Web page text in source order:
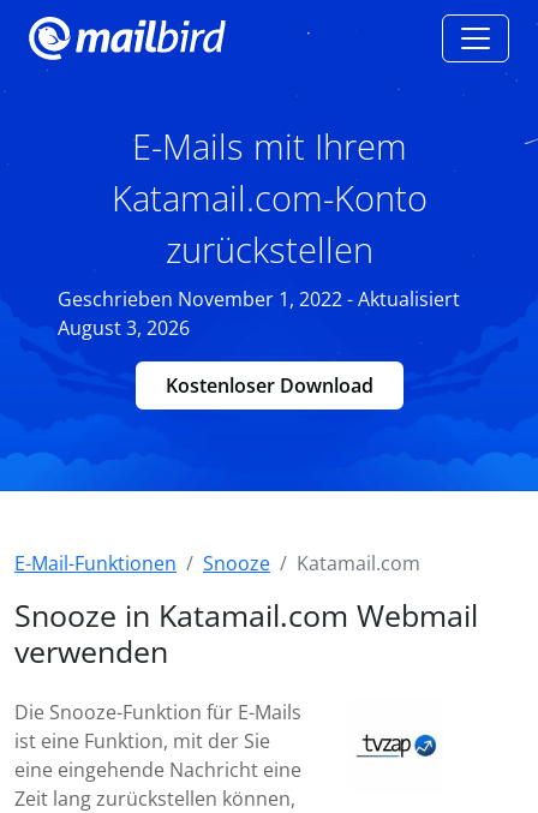
E-Mails mit Ihrem
Katamail.com-Konto
zurückstellen
Geschrieben November 1, 2022 - Aktualisiert
August 3, 2026
Kostenloser Download
E-Mail-Funktionen Snooze Katamail.com
Snooze in Katamail.com Webmail
verwenden
Die Snooze-Funktion für E-Mails
ist eine Funktion, mit der Sie
eine eingehende Nachricht eine
Zeit lang zurückstellen können,